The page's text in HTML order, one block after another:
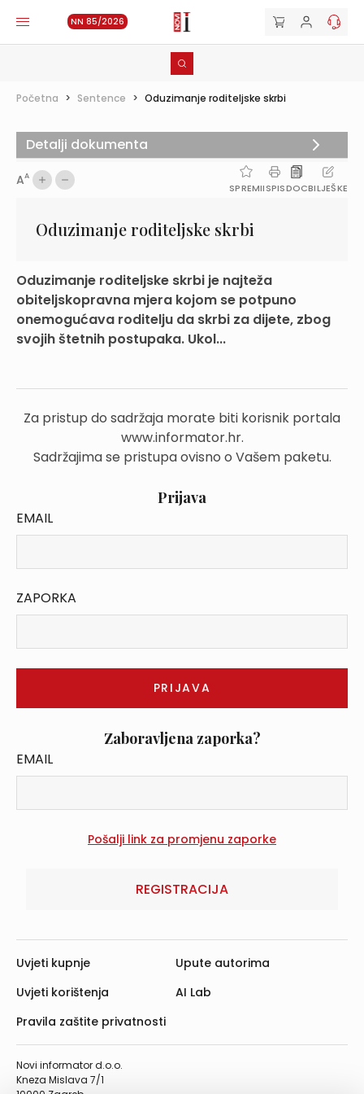
NN 85/2026
Početna > Sentence > Oduzimanje roditeljske skrbi
AA
SPREMIISPISDOCBILJEŠKE
Oduzimanje roditeljske skrbi
Oduzimanje roditeljske skrbi je najteža
obiteljskopravna mjera kojom se potpuno
onemogućava roditelju da skrbi za dijete, zbog
svojih štetnih postupaka. Ukol...
Za pristup do sadržaja morate biti korisnik portala
www.informator.hr.
Sadržajima se pristupa ovisno o Vašem paketu.
Prijava
EMAIL
ZAPORKA
Zaboravljena zaporka?
EMAIL
REGISTRACIJA
Detalji dokumenta
Novi informator d.o.o.
Kneza Mislava 7/1
Uvjeti kupnje
Uvjeti korištenja
Pravila zaštite privatnosti
Upute autorima
AI Lab